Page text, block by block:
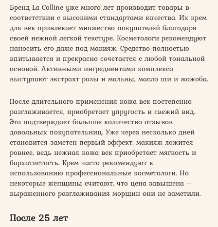
Бренд La Colline уже много лет производит товары в
соответствии с высокими стандартами качества. Их крем
для век привлекает множество покупателей благодаря
своей нежной легкой текстуре. Косметологи рекомендуют
наносить его даже под макияж. Средство полностью
впитывается и прекрасно сочетается с любой тональной
основой. Активными ингредиентами комплекса
выступают экстракт розы и мальвы, масло ши и жожоба.
После длительного применения кожа век постепенно
разглаживается, приобретает упругость и свежий вид.
Это подтверждает большое количество отзывов
довольных покупательниц. Уже через несколько дней
становится заметен первый эффект: макияж ложится
ровнее, ведь нежная кожа век приобретает мягкость и
бархатистость. Крем часто рекомендуют к
использованию профессиональные косметологи. Но
некоторые женщины считают, что цена завышена –
выраженного разглаживания морщин они не заметили.
После 25 лет